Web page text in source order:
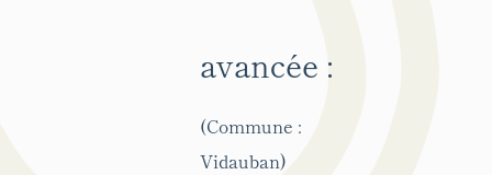
avancée :
(Commune :
Vidauban)